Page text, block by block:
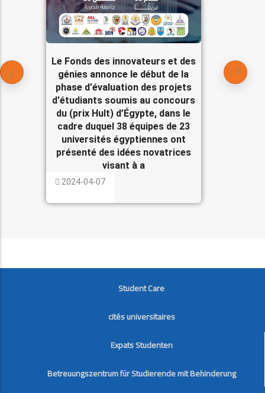
Le Fonds des innovateurs et des
génies annonce le début de la
phase d'évaluation des projets
d'étudiants soumis au concours
du (prix Hult) d’Égypte, dans le
cadre duquel 38 équipes de 23
universités égyptiennes ont
présenté des idées novatrices
visant à a
2024-04-07
FOOTER
Student Care
cités universitaires
Expats Studenten
Betreuungszentrum für Studierende mit Behinderung